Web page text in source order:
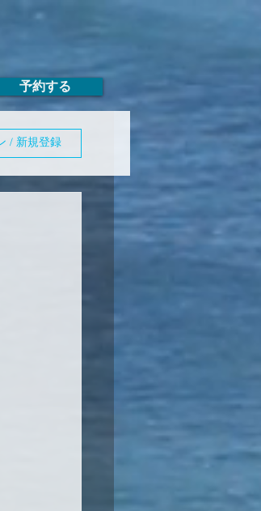
予約する
/ 新規登録